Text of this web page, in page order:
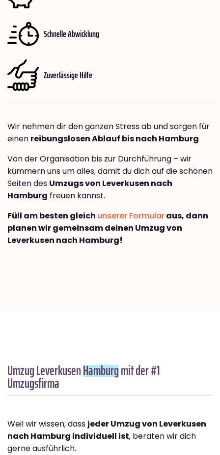
Schnelle Abwicklung
Zuverlässige Hilfe
Wir nehmen dir den ganzen Stress ab und sorgen für
einen reibungslosen Ablauf bis nach Hamburg
Von der Organisation bis zur Durchführung – wir
kümmern uns um alles, damit du dich auf die schönen
Seiten des Umzugs von Leverkusen nach
Hamburg freuen kannst.
Füll am besten gleich unserer Formularaus, dann
planen wir gemeinsam deinen Umzug von
Leverkusen nach Hamburg!
Umzug LeverkusenHamburgmit der #1
Umzugsfirma
Weil wir wissen, dass jeder Umzug von Leverkusen
nach Hamburg individuell ist, beraten wir dich
gerne ausführlich.